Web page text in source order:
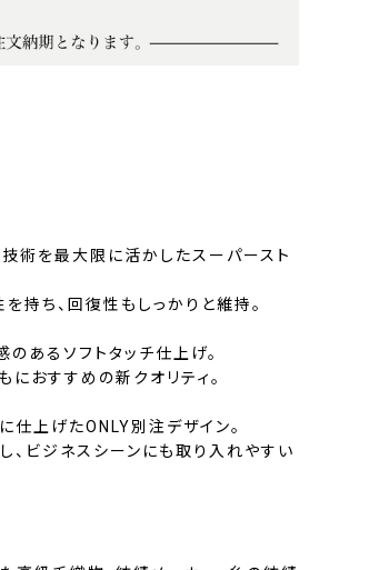
術を最大限に活かしたスーパースト
持ち、回復性もしっかりと維持。
あるソフトタッチ仕上げ。
におすすめの新クオリティ。
仕上げたONLY別注デザイン。
ビジネスシーンにも取り入れやすい